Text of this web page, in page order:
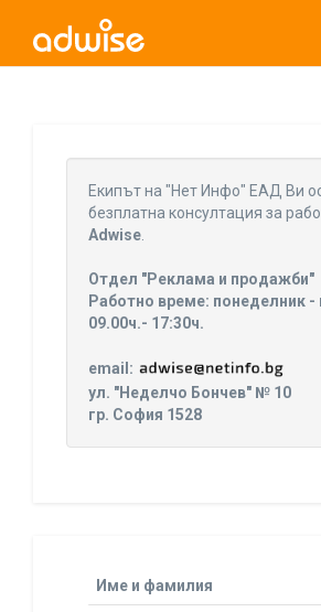
Уважаеми рекламодатели, с
бихме искали да Ви уведомим, че
прекратява услугата Adwise
г
Eкипът на "Нет Инфо" ЕАД Ви
безплатна консултация за
Adwise.
Отдел "Реклама и продажби"
Работно време: понеделник -
09.00ч.- 17:30ч.
email:
ул. "Неделчо Бончев" № 10
гр. София 1528
Име и фамилия